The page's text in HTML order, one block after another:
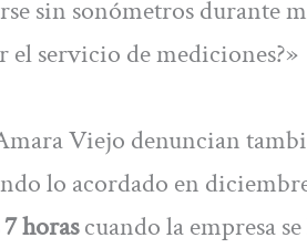
sin sonómetros durante
el servicio de mediciones?»
Viejo denuncian
lo acordado en
horascuando la empresa